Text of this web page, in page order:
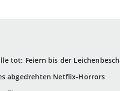
tot: Feiern bis der
abgedrehten Netflix-Horrors